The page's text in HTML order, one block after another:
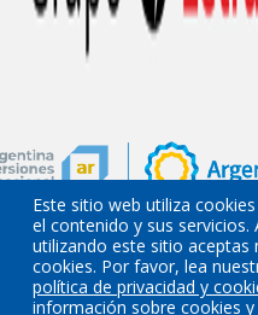
Este sitio web utiliza
el contenido y sus servicios.
utilizando este sitio aceptas
cookies. Por favor, lea
política de privacidad y
información sobre cookies